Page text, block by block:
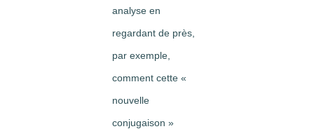
analyse en
regardant de près,
par exemple,
comment cette «
nouvelle
conjugaison »